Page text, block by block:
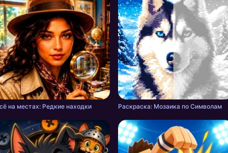
на местах: Редкие находки Раскраска: Мозаика по Символам